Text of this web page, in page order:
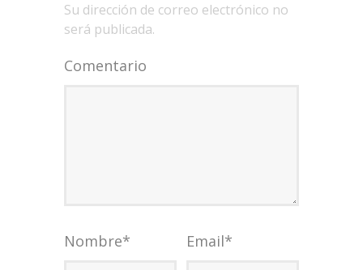
Su dirección de correo electrónico no
será publicada.
Comentario
Nombre* Email*